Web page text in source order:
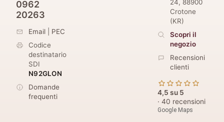
0962
20263
Email
PEC
Codice
destinatario
SDI
N92GLON
Domande
frequenti
24, 88900
Crotone
(KR)
Scopri il
negozio
Recensioni
clienti
4,5 su 5
· 40 recensioni
Google Maps